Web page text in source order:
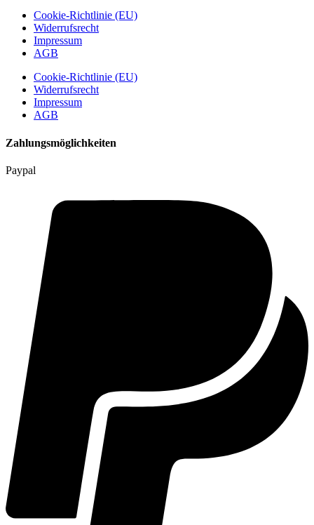
Cookie-Richtlinie (EU)
Widerrufsrecht
Impressum
AGB
Cookie-Richtlinie (EU)
Widerrufsrecht
Impressum
AGB
Zahlungsmöglichkeiten
Paypal